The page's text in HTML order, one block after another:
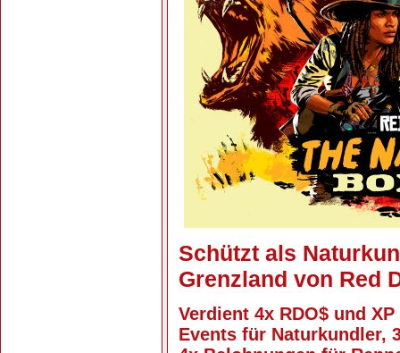
Schützt als
Grenzland von Red
Verdient 4x RDO$ und
Events für Naturkundler,